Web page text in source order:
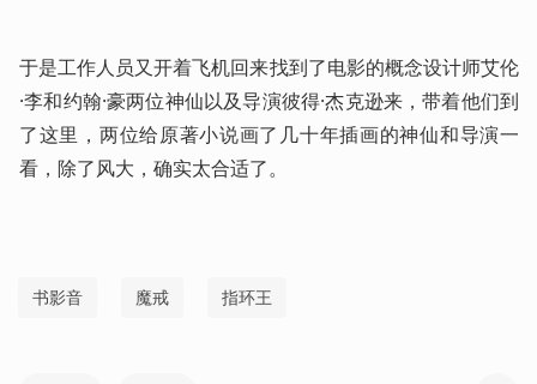
于是工作人员又开着飞机回来找到了电影的概念设计师艾伦
·李和约翰·豪两位神仙以及导演彼得·杰克逊来，带着他们到
了这里，两位给原著小说画了几十年插画的神仙和导演一
看，除了风大，确实太合适了。
书影音 魔戒 指环王